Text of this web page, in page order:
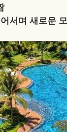
서며 새로운